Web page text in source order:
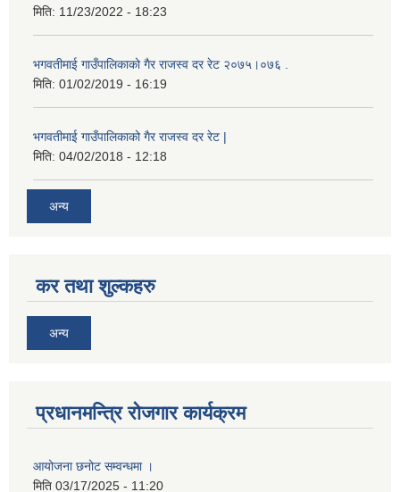
मिति: 11/23/2022 - 18:23
भगवतीमाई गाउँपालिकाको गैर राजस्व दर रेट २०७५।०७६ .
मिति: 01/02/2019 - 16:19
भगवतीमाई गाउँपालिकाको गैर राजस्व दर रेट |
मिति: 04/02/2018 - 12:18
अन्य
कर तथा शुल्कहरु
अन्य
प्रधानमन्त्रि रोजगार कार्यक्रम
आयोजना छनोट सम्वन्धमा ।
मिति 03/17/2025 - 11:20